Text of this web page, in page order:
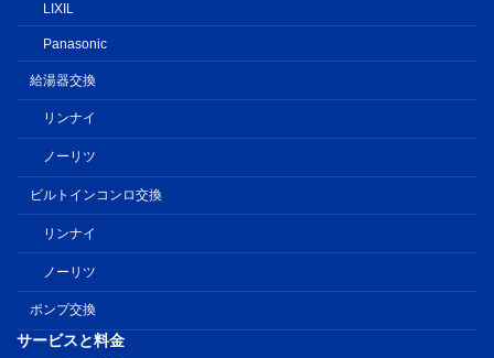
LIXIL
Panasonic
給湯器交換
リンナイ
ノーリツ
ビルトインコンロ交換
リンナイ
ノーリツ
ポンプ交換
サービスと料金